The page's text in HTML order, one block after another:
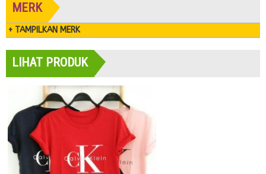
MERK
+ TAMPILKAN MERK
LIHAT PRODUK